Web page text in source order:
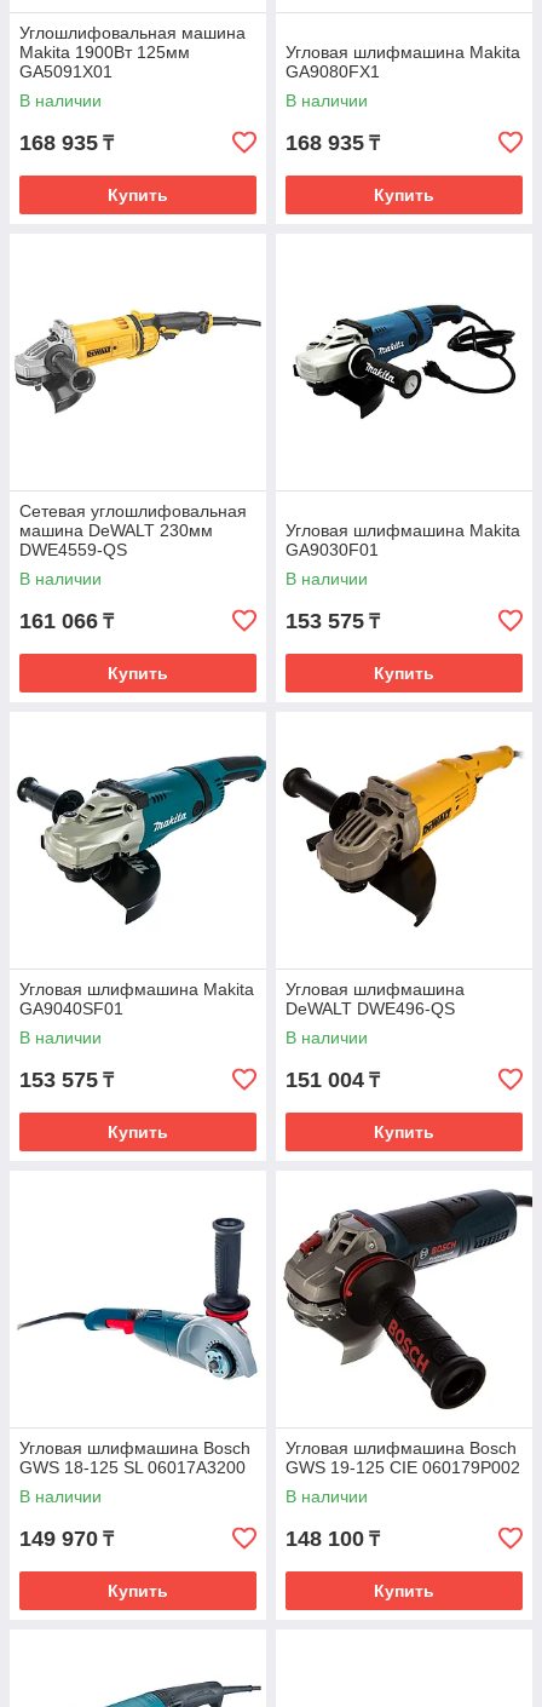
Углошлифовальная машина
Makita 1900Вт 125мм
GA5091X01
В наличии
168 935 ₸
Купить
Угловая шлифмашина Makita
GA9080FX1
В наличии
168 935 ₸
Купить
Сетевая углошлифовальная
машина DeWALT 230мм
DWE4559-QS
В наличии
161 066 ₸
Купить
Угловая шлифмашина Makita
GA9030F01
В наличии
153 575 ₸
Купить
Угловая шлифмашина Makita
GA9040SF01
В наличии
153 575 ₸
Купить
Угловая шлифмашина
DeWALT DWE496-QS
В наличии
151 004 ₸
Купить
Угловая шлифмашина Bosch
GWS 18-125 SL 06017A3200
В наличии
149 970 ₸
Купить
Угловая шлифмашина Bosch
GWS 19-125 CIE 060179P002
В наличии
148 100 ₸
Купить